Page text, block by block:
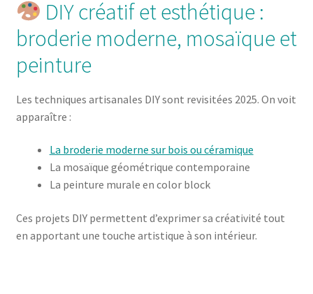
DIY créatif et esthétique :
broderie moderne, mosaïque et
peinture
Les techniques artisanales DIY sont revisitées 2025. On voit
apparaître :
La broderie moderne sur bois ou céramique
La mosaïque géométrique contemporaine
La peinture murale en color block
Ces projets DIY permettent d’exprimer sa créativité tout
en apportant une touche artistique à son intérieur.